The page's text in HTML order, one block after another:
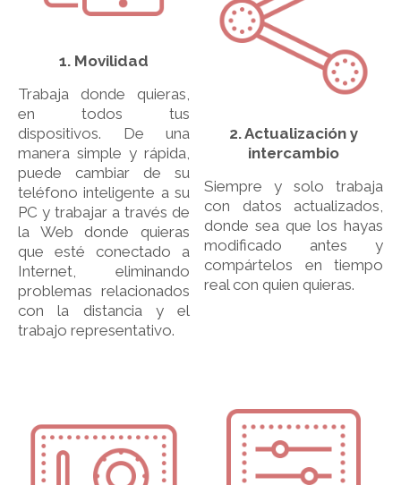
1. Movilidad
Trabaja donde quieras,
en todos tus
dispositivos. De una
manera simple y rápida,
puede cambiar de su
teléfono inteligente a su
PC y trabajar a través de
la Web donde quieras
que esté conectado a
Internet, eliminando
problemas relacionados
con la distancia y el
trabajo representativo.
2. Actualización y
intercambio
Siempre y solo trabaja
con datos actualizados,
donde sea que los hayas
modificado antes y
compártelos en tiempo
real con quien quieras.